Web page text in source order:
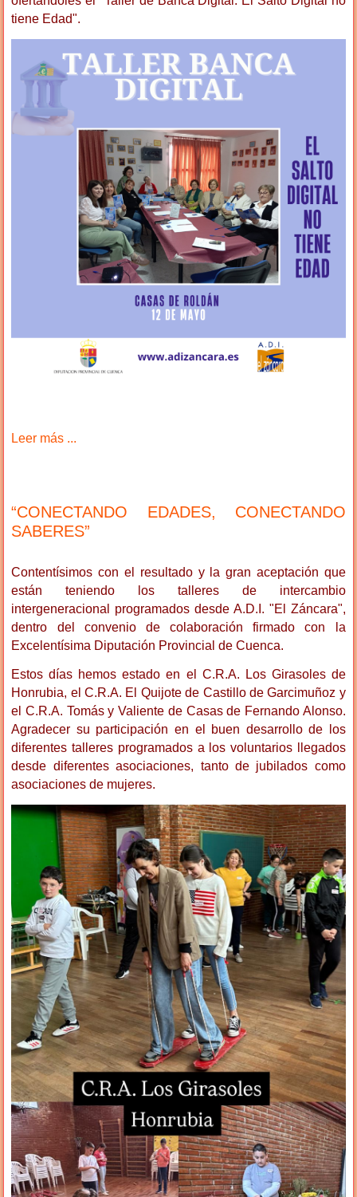
tiene Edad".
Leer más ...
“CONECTANDO EDADES, CONECTANDO
SABERES”
Contentísimos con el resultado y la gran aceptación que
están teniendo los talleres de intercambio
intergeneracional programados desde A.D.I. "El Záncara",
dentro del convenio de colaboración firmado con la
Excelentísima Diputación Provincial de Cuenca.
Estos días hemos estado en el C.R.A. Los Girasoles de
Honrubia, el C.R.A. El Quijote de Castillo de Garcimuñoz y
el C.R.A. Tomás y Valiente de Casas de Fernando Alonso.
Agradecer su participación en el buen desarrollo de los
diferentes talleres programados a los voluntarios llegados
desde diferentes asociaciones, tanto de jubilados como
asociaciones de mujeres.